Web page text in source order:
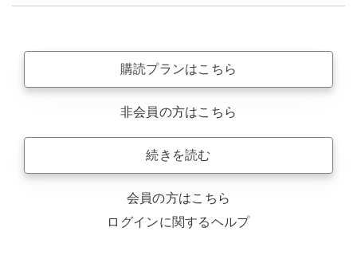
購読プランはこちら
非会員の方はこちら
続きを読む
会員の方はこちら
ログインに関するヘルプ